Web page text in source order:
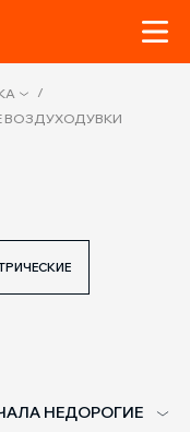
/
ВОЗДУХОДУВКИ
НЕДОРОГИЕ